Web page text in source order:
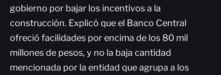
gobierno por bajar los incentivos a la
construcción. Explicó que el Banco Central
ofreció facilidades por encima de los 80 mil
millones de pesos, y no la baja cantidad
mencionada por la entidad que agrupa a los